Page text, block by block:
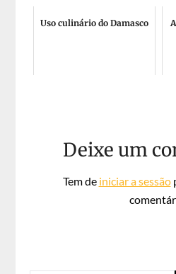
Uso culinário do Damasco
Deixe um
Tem de iniciar a sessão